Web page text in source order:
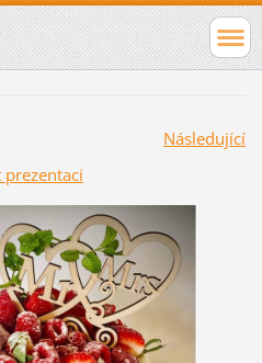
Následující
prezentaci